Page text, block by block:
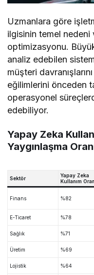
Uzmanlara göre
ilgisinin temel nedeni
optimizasyonu.
analiz edebilen
müşteri
eğilimlerini önceden
operasyonel
edebiliyor.
Yapay Zeka
Yaygınlaşma
Sektör
Yapay Zeka
Kullanım
Finans %82
E-Ticaret %78
Sağlık %71
Üretim %69
Lojistik %64